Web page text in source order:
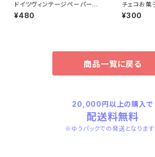
ドイツヴィンテージペーパーコ
ースター鉄道4枚組
¥480
チェコお
¥300
商品一覧に戻る
20,000円以上の購入で
配送料無料
※ゆうパックでの発送となりま